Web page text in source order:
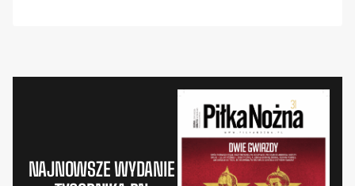
NAJNOWSZE WYDANIE